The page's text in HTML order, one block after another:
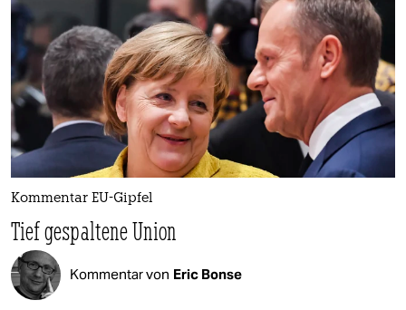
Kommentar EU-Gipfel
Tief gespaltene Union
Kommentar von Eric Bonse